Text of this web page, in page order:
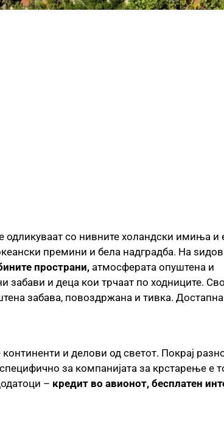
одликуваат со нивните холандски имиња и
премини и бела надградба. На
пространи, атмосферата опуштена и
и деца кои трчаат по ходниците.
забава, повоздржана и тивка.
и делови од светот. Покрај
за компанијата за крстарење е
– кредит во авионот, бесплатен